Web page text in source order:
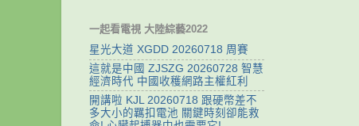
一起看電視 大陸綜藝2022
星光大道 XGDD 20260718 周賽
這就是中國 ZJSZG 20260728 智慧
經濟時代 中國收穫網路主權紅利
開講啦 KJL 20260718 跟硬幣差不
多大小的羈扣電池 關鍵時刻卻能救